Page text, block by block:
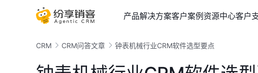
产品解决方案客户案例资源中心客户
CRM CRM问答文章 钟表机械行业CRM软件选型要点